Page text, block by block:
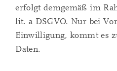
erfolgt demgemäß im
lit. a DSGVO. Nur bei
Einwilligung, kommt es
Daten.